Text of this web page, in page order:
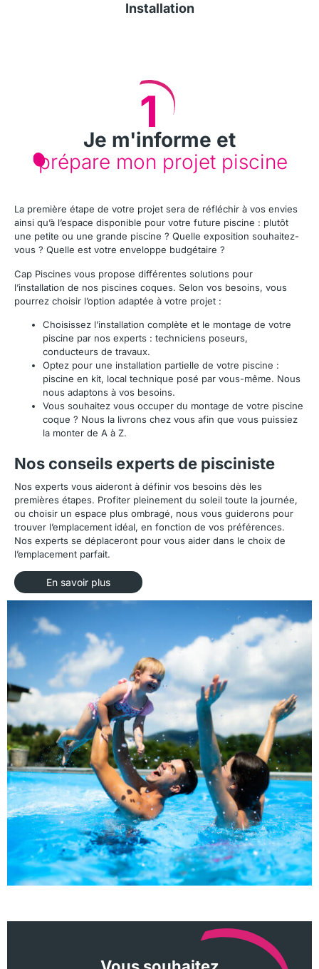
Installation
1
Je m'informe et
prépare mon projet piscine
La première étape de votre projet sera de réfléchir à vos envies
ainsi qu’à l’espace disponible pour votre future piscine : plutôt
une petite ou une grande piscine ? Quelle exposition souhaitez-
vous ? Quelle est votre enveloppe budgétaire ?
Cap Piscines vous propose différentes solutions pour
l’installation de nos piscines coques. Selon vos besoins, vous
pourrez choisir l’option adaptée à votre projet :
Choisissez l’installation complète et le montage de votre
piscine par nos experts : techniciens poseurs,
conducteurs de travaux.
Optez pour une installation partielle de votre piscine :
piscine en kit, local technique posé par vous-même. Nous
nous adaptons à vos besoins.
Vous souhaitez vous occuper du montage de votre piscine
coque ? Nous la livrons chez vous afin que vous puissiez
la monter de A à Z.
Nos conseils experts de pisciniste
Nos experts vous aideront à définir vos besoins dès les
premières étapes. Profiter pleinement du soleil toute la journée,
ou choisir un espace plus ombragé, nous vous guiderons pour
trouver l’emplacement idéal, en fonction de vos préférences.
Nos experts se déplaceront pour vous aider dans le choix de
l’emplacement parfait.
En savoir plus